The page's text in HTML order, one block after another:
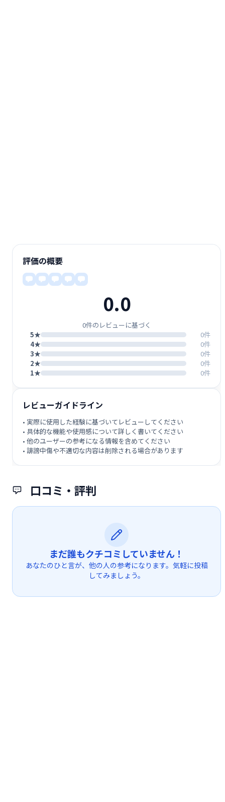
口コミ・評判
まだ誰もクチコミしていません！
あなたのひと言が、他の人の参考になります。気軽に投稿
してみましょう。
評価の概要
0.0
0件のレビューに基づく
5★
0件
4★
0件
3★
0件
2★
0件
1★
0件
レビューガイドライン
• 実際に使用した経験に基づいてレビューしてください
• 具体的な機能や使用感について詳しく書いてください
• 他のユーザーの参考になる情報を含めてください
• 誹謗中傷や不適切な内容は削除される場合があります